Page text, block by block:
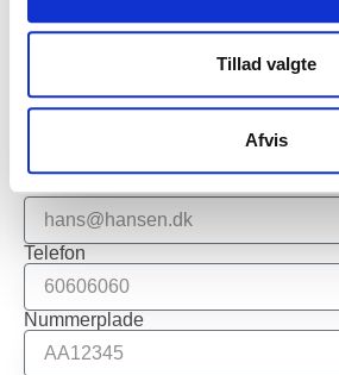
Tillad valgte
Afvis
Book tid på
værksteder her
Telefon
Nummerplade